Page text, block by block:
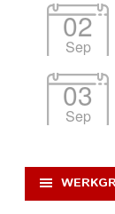
02
Sep
03
Sep